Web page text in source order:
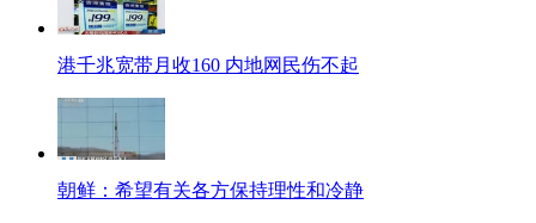
港千兆宽带月收160 内地网民伤不起
朝鲜：希望有关各方保持理性和冷静